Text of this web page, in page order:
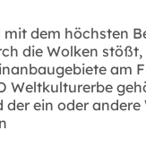
mit dem höchsten
die Wolken stößt,
am
Weltkulturerbe
der ein oder